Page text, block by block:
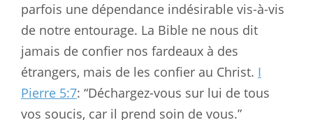
parfois une dépendance indésirable vis-à-vis
de notre entourage. La Bible ne nous dit
jamais de confier nos fardeaux à des
étrangers, mais de les confier au Christ. I
Pierre 5:7: “Déchargez-vous sur lui de tous
vos soucis, car il prend soin de vous.”